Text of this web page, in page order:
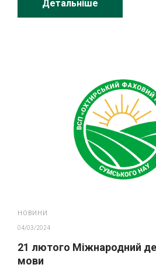
Детальніше
НОВИНИ
04/03/2024
21 лютого Міжнародний
мови